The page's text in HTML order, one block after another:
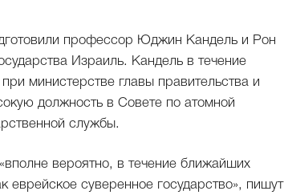
профессор Юджин Кандель и Рон
Израиль. Кандель в течение
министерстве главы правительства и
должность в Совете по атомной
службы.
вероятно, в течение ближайших
еврейское суверенное государство», пишут